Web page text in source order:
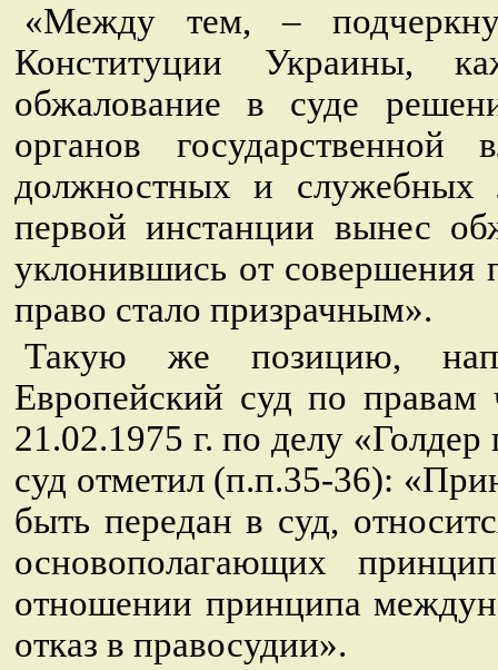
«Между тем, –
Конституции Украины,
обжалование в суде
органов государственной
должностных и служебных
первой инстанции вынес
уклонившись от совершения
право стало призрачным».
Такую же позицию,
Европейский суд по
21.02.1975 г. по делу
суд отметил (п.п.35-36):
быть передан в суд,
основополагающих
отношении принципа
отказ в правосудии».